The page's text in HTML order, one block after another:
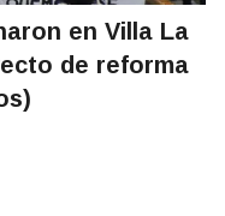
en Villa La
de reforma